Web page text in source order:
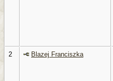
2
Blazej Franciszka